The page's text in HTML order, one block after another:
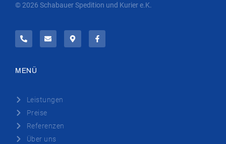
© 2026 Schabauer Spedition und Kurier e.K.
MENÜ
Leistungen
Preise
Referenzen
Über uns